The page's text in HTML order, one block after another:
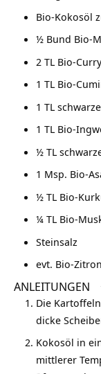
Bio-Kokosöl
½ Bund Bio-
2 TL Bio-
1 TL Bio-
1 TL
1 TL Bio-
½ TL
1 Msp. Bio-
½ TL Bio-
¼ TL Bio-
Steinsalz
evt. Bio-
ANLEITUNGEN
Die
dicke
Kokosöl in
mittlerer